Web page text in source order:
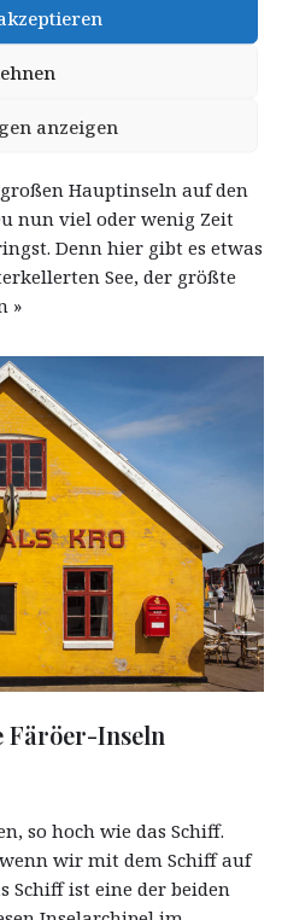
anzeigen
Hauptinseln auf den
nun viel oder wenig Zeit
Denn hier gibt es etwas
See, der größte
»
Färöer-Inseln
so hoch wie das Schiff.
wir mit dem Schiff auf
Schiff ist eine der beiden